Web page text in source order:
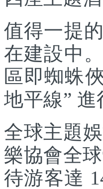
值得一提
在建設中
區即蜘蛛
地平線” 進
全球主題
樂協會全
待游客達